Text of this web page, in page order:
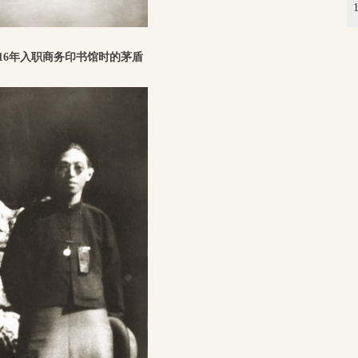
年入职商务印书馆时的茅盾